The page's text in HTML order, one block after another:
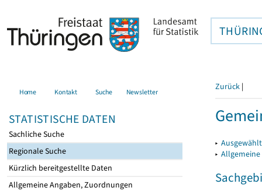
Home Kontakt Suche Newsletter
STATISTISCHE DATEN
Sachliche Suche
Regionale Suche
Kürzlich bereitgestellte Daten
Allgemeine Angaben, Zuordnungen
Zurück |
▸
▸